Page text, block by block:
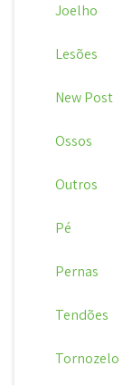
Joelho
Lesões
New Post
Ossos
Outros
Pé
Pernas
Tendões
Tornozelo